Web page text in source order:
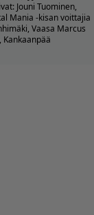
Jouni Tuominen,
Mania -kisan voittajia
Vaasa Marcus
Kankaanpää